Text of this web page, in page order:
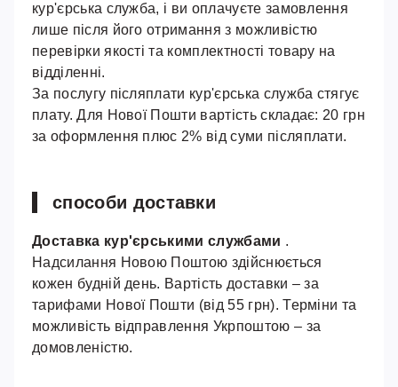
кур'єрська служба, і ви оплачуєте замовлення
лише після його отримання з можливістю
перевірки якості та комплектності товару на
відділенні.
За послугу післяплати кур'єрська служба стягує
плату. Для Нової Пошти вартість складає: 20 грн
за оформлення плюс 2% від суми післяплати.
способи доставки
Доставка кур'єрськими службами .
Надсилання Новою Поштою здійснюється
кожен будній день. Вартість доставки – за
тарифами Нової Пошти (від 55 грн). Терміни та
можливість відправлення Укрпоштою – за
домовленістю.